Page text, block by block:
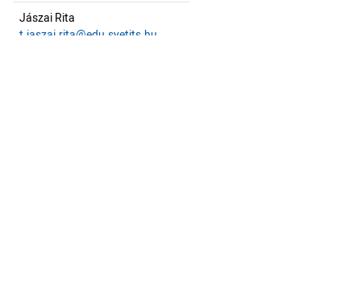
Jászai Rita
t.jaszai.rita@edu.svetits.hu